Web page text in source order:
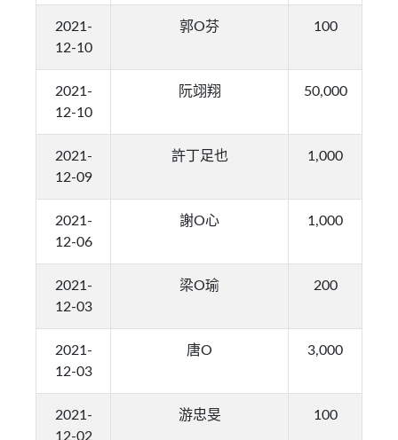
2021-
12-10
郭O芬 100
2021-
12-10
阮翊翔 50,000
2021-
12-09
許丁足也 1,000
2021-
12-06
謝O心 1,000
2021-
12-03
梁O瑜 200
2021-
12-03
唐O 3,000
2021-
12-02
游忠旻 100